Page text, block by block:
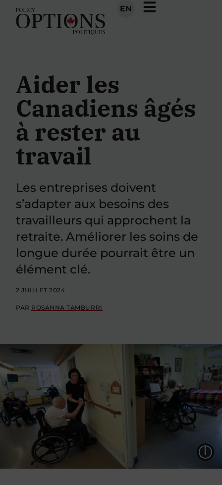
EN
Aider les
Canadiens âgés
à rester au
travail
Les entreprises doivent
s’adapter aux besoins des
travailleurs qui approchent la
retraite. Améliorer les soins de
longue durée pourrait être un
élément clé.
2 JUILLET 2024
PAR ROSANNA TAMBURRI